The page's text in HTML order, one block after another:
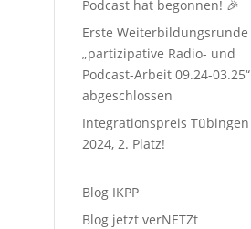
Podcast hat begonnen! 🎉
Erste Weiterbildungsrunde
„partizipative Radio- und
Podcast-Arbeit 09.24-03.25“
abgeschlossen
Integrationspreis Tübingen
2024, 2. Platz!
Blog IKPP
Blog jetzt verNETZt